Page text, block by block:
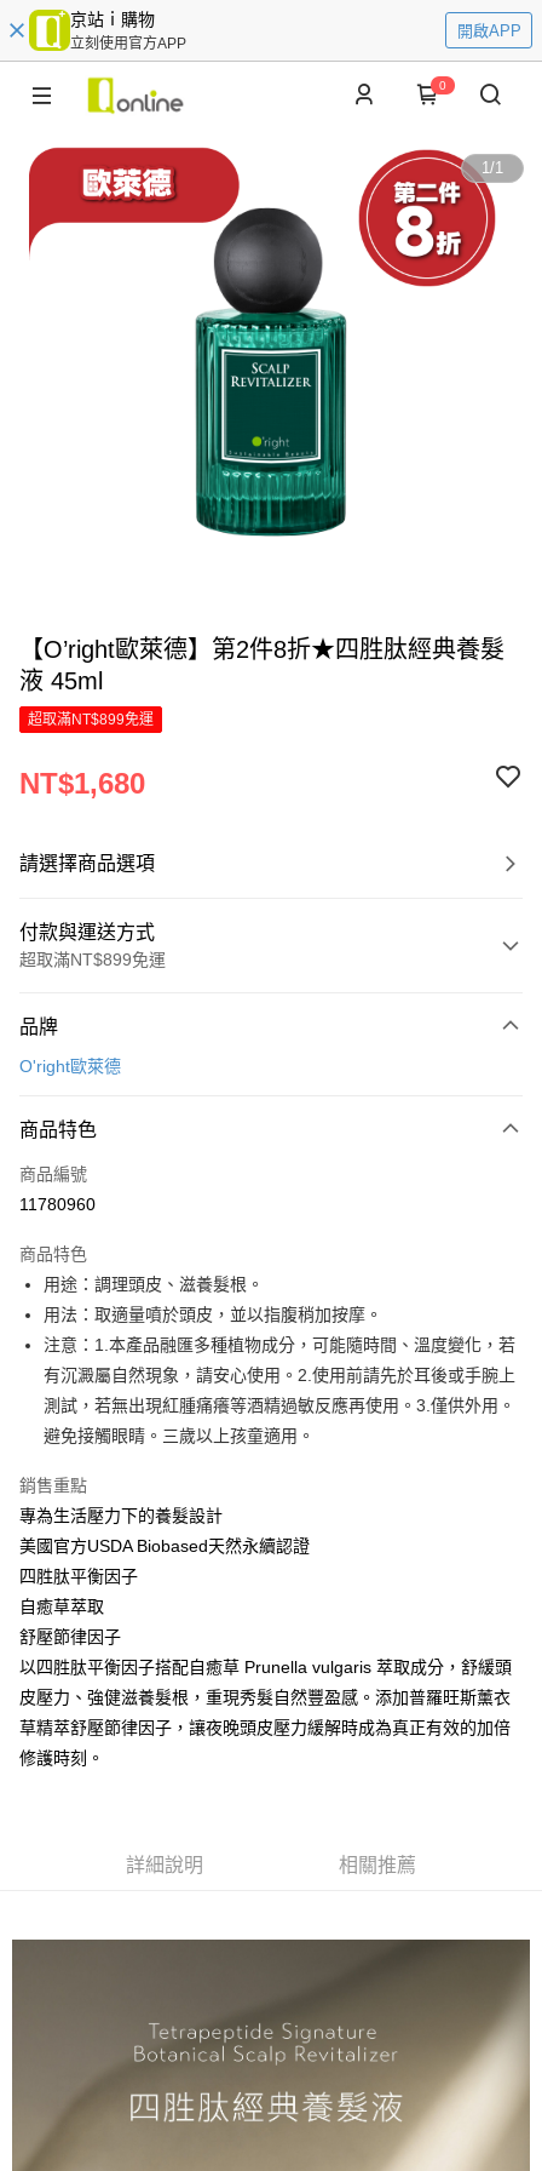
京站ｉ購物
立刻使用官方APP
開啟APP
0
1/1
【O’right歐萊德】第2件8折★四胜肽經典養髮
液 45ml
超取滿NT$899免運
NT$1,680
請選擇商品選項
付款與運送方式
超取滿NT$899免運
信用卡一次付款
Apple Pay
街口支付
Google Pay
全盈+PAY
大哥付你分期
相關說明
【大哥付你分期使用說明】
1.本服務由台灣大哥大提供，台灣大哥大用戶可立即使用無須另外申請。
流程，驗證手機門號後，選擇欲分期的期數、繳款截止日，確認付款後即完
成交易。
3.實際核准額度、可分期數及費用金額請依後續交易確認頁面所載為準。
4.訂單成立30分鐘內，如未前往確認交易或遇審核未通過，訂單將自動取
消。如遇「轉專審核」未通過狀況，表示未達大哥付你分期系統評分，恕無
法說明評估內容。
【繳款方式說明】
1.分期款項不併入電信帳單，「大哥付你分期」於每月結算日後寄送繳費提
2.透過簡訊連結打開帳單後，可選擇「超商條碼／台灣大直營門市／銀行轉
帳／街口支付／iPASS MONEY」等通路繳費。
【注意事項】
1.本服務係由「台灣大哥大股份有限公司」（以下簡稱本公司）所提供，讓
由本公司與您本人進行分期帳單所需資料之確認、核對及更正。
AFTEE先享後付
【關於「AFTEE先享後付」】
AFTEE先享後付是「在收到商品之後才付款」的支付方式。 讓您購物簡單
１．簡單：不需註冊會員、不需綁卡、不需儲值。
２．便利：只要手機號碼，簡訊認證，即可結帳。
３．安心：先確認商品／服務後，再付款。
【「AFTEE先享後付」結帳流程】
１．於結帳方式選擇「AFTEE先享後付」後，將跳轉至「AFTEE先享後付」
２．訂單成立數日內，您將收到繳費通知簡訊。
３．收到繳費通知簡訊後14天內，點擊此簡訊中的連結，可透過四大超商／
ATM／網路銀行／等多元方式進行付款，方視為交易完成。
※ 請注意：結帳手續完成當下不需立刻繳費，但若您需要取消訂單，請聯絡
是否繳費成功／繳費後需取消欲退款等相關疑問，請聯繫「AFTEE先享後付
客戶支援中心」 https://netprotections.freshdesk.com/support/home
１．透過由恩沛科技股份有限公司提供之「AFTEE先享後付」服務完成之交
https://aftee.tw/terms/#terms3
３．未成年的使用者請事先徵得法定代理人或監護人之同意方可使用
「AFTEE先享後付」，若未經同意申辦者引起之損失，本公司不負相關責
４．使用「AFTEE先享後付」時，將依據個別帳號之用戶狀況，依本公司即
ATM付款
運送方式
付款後全家取貨
每筆NT$70，滿NT$899(含以上)免運費
付款後7-11取貨
宅配
請自備購物袋，若需購買紙袋可現場詢問
品牌
O'right歐萊德
商品特色
商品編號
11780960
商品特色
用途：調理頭皮、滋養髮根。
用法：取適量噴於頭皮，並以指腹稍加按摩。
注意：1.本產品融匯多種植物成分，可能隨時間、溫度變化，若
有沉澱屬自然現象，請安心使用。2.使用前請先於耳後或手腕上
測試，若無出現紅腫痛癢等酒精過敏反應再使用。3.僅供外用。
避免接觸眼睛。三歲以上孩童適用。
銷售重點
專為生活壓力下的養髮設計
美國官方USDA Biobased天然永續認證
四胜肽平衡因子
自癒草萃取
舒壓節律因子
以四胜肽平衡因子搭配自癒草 Prunella vulgaris 萃取成分，舒緩頭
皮壓力、強健滋養髮根，重現秀髮自然豐盈感。添加普羅旺斯薰衣
草精萃舒壓節律因子，讓夜晚頭皮壓力緩解時成為真正有效的加倍
修護時刻。
詳細說明 相關推薦